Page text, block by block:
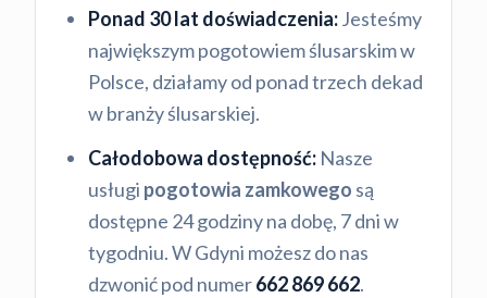
Ponad 30 lat doświadczenia:Jesteśmy
największym pogotowiem ślusarskim w
Polsce, działamy od ponad trzech dekad
w branży ślusarskiej.
Całodobowa dostępność: Nasze
usługi pogotowia zamkowego są
dostępne 24 godziny na dobę, 7 dni w
tygodniu. W Gdyni możesz do nas
dzwonić pod numer662 869 662.